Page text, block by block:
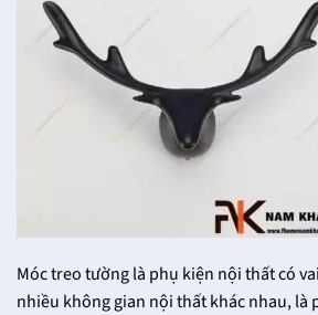
Móc treo tường là phụ kiện nội thất có
nhiều không gian nội thất khác nhau, là